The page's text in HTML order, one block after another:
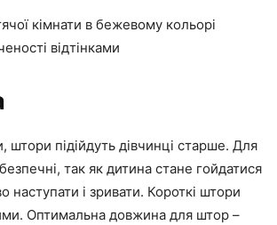
кімнати в бежевому кольорі
відтінками
штори підійдуть дівчинці старше. Для
так як дитина стане гойдатися
наступати і зривати. Короткі штори
Оптимальна довжина для штор –